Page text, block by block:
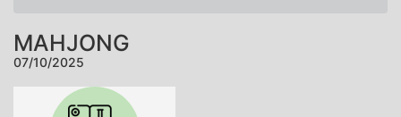
MAHJONG
07/10/2025